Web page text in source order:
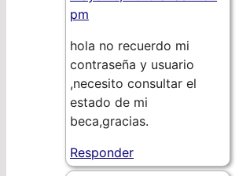
pm
hola no recuerdo mi
contraseña y usuario
,necesito consultar el
estado de mi
beca,gracias.
Responder